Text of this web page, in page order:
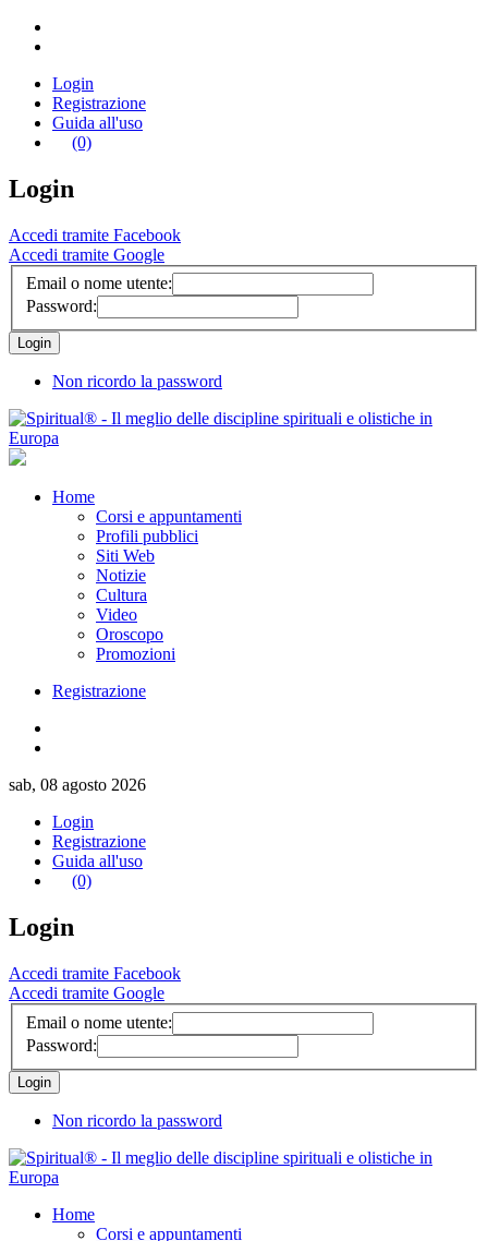
Login
Registrazione
Guida all'uso
(0)
Login
Accedi tramite Facebook
Accedi tramite Google
Email o nome utente:
Password:
Non ricordo la password
Home
Corsi e appuntamenti
Profili pubblici
Siti Web
Notizie
Cultura
Video
Oroscopo
Promozioni
Registrazione
sab, 08 agosto 2026
Login
Registrazione
Guida all'uso
(0)
Login
Accedi tramite Facebook
Accedi tramite Google
Email o nome utente:
Password:
Non ricordo la password
Home
Corsi e appuntamenti